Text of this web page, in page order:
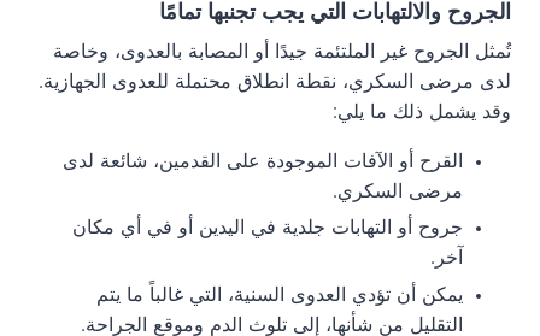
الجروح والالتهابات التي يجب تجنبها تمامًا
تُمثل الجروح غير الملتئمة جيدًا أو المصابة بالعدوى، وخاصة
لدى مرضى السكري، نقطة انطلاق محتملة للعدوى الجهازية.
وقد يشمل ذلك ما يلي:
القرح أو الآفات الموجودة على القدمين، شائعة لدى
مرضى السكري.
جروح أو التهابات جلدية في اليدين أو في أي مكان
آخر.
يمكن أن تؤدي العدوى السنية، التي غالباً ما يتم
التقليل من شأنها، إلى تلوث الدم وموقع الجراحة.